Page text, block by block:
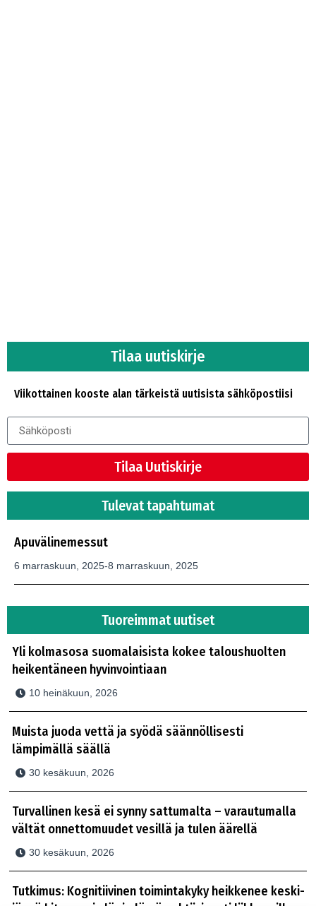
Tilaa uutiskirje
Viikottainen kooste alan tärkeistä uutisista sähköpostiisi
Tilaa Uutiskirje
Tulevat tapahtumat
Apuvälinemessut
6 marraskuun, 2025-8 marraskuun, 2025
Tuoreimmat uutiset
Yli kolmasosa suomalaisista kokee taloushuolten
heikentäneen hyvinvointiaan
10 heinäkuun, 2026
Muista juoda vettä ja syödä säännöllisesti
lämpimällä säällä
30 kesäkuun, 2026
Turvallinen kesä ei synny sattumalta – varautumalla
vältät onnettomuudet vesillä ja tulen äärellä
30 kesäkuun, 2026
Tutkimus: Kognitiivinen toimintakyky heikkenee keski-